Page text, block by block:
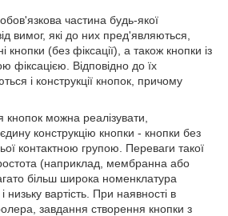
частина будь-якої
вимог, які до них пред'являються,
кнопки (без фіксації), а також кнопки із
фіксацією. Відповідно до їх
і конструкції кнопок, причому
кнопок можна реалізувати,
конструкцію кнопки - кнопки без
контактною групою. Переваги такої
(наприклад, мембранна або
більш широка номенклатура
низьку вартість. При наявності в
завдання створення кнопки з